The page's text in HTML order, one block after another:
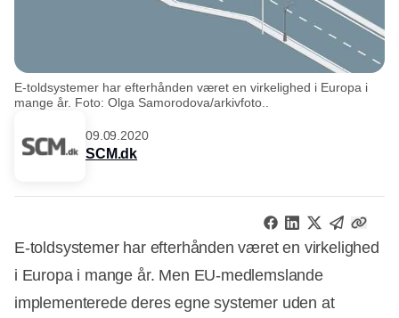
E-toldsystemer har efterhånden været en virkelighed i Europa i
mange år. Foto: Olga Samorodova/arkivfoto..
09.09.2020
SCM.dk
E-toldsystemer har efterhånden været en virkelighed
i Europa i mange år. Men EU-medlemslande
implementerede deres egne systemer uden at